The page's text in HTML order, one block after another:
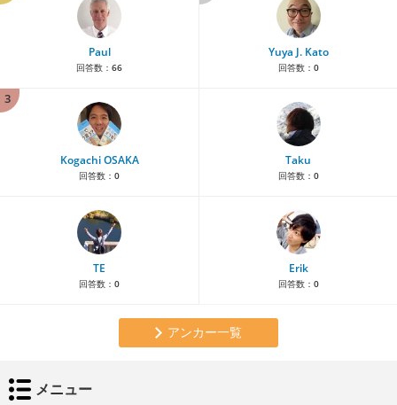
Paul
回答数： 66
Yuya J. Kato
回答数： 0
3
Kogachi OSAKA
回答数： 0
Taku
回答数： 0
TE
回答数： 0
Erik
回答数： 0
アンカー一覧
メニュー